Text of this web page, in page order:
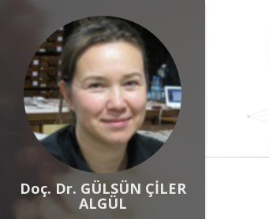
Doç. Dr. GÜLSÜN ÇİLER
ALGÜL